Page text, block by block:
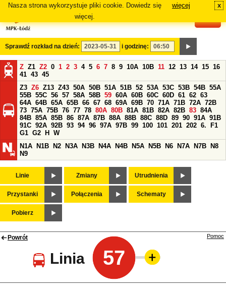
Nasza strona wykorzystuje pliki cookie. Dowiedz się
więcej.
więcej x
Sprawdź rozkład na dzień: i godzinę:
Z Z1 Z2 0 1 2 3 4 5 6 7 8 9 10A 10B 11 12 13 14 15 16
41 43 45
Z3 Z6 Z13 Z43 50A 50B 51A 51B 52 53A 53C 53B 54B 55A
55B 55C 56 57 58A 58B 59 60A 60B 60C 60D 61 62 63
64A 64B 65A 65B 66 67 68 69A 69B 70 71A 71B 72A 72B
73 75A 75B 76 77 78 80A 80B 81A 81B 82A 82B 83 84A
84B 85A 85B 86 87A 87B 88A 88B 88C 88D 89 90 91A 91B
91C 92A 92B 93 94 96 97A 97B 99 100 101 201 202 6.
F1
G1 G2 H
W
N1A
N1B N2 N3A N3B N4A N4B N5A N5B N6 N7A N7B
N8
N9
Linie Zmiany Utrudnienia
Przystanki Połączenia Schematy
Pobierz
Powrót
Linia 57
Pomoc